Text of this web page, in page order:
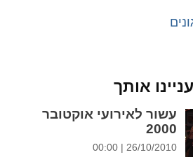
cached
איפוס
כל
flag
משוב
אותך
עשור לאירועי אוקטובר
2000
26/10/2010 | 00:00